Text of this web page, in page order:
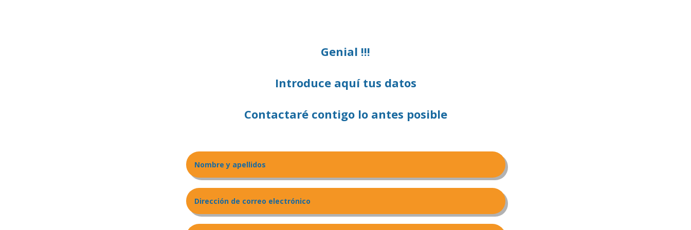
Genial !!!
Introduce aquí tus datos
Contactaré contigo lo antes posible